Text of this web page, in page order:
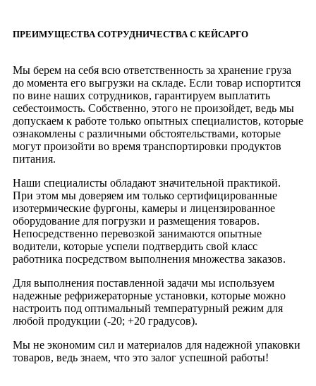
ПРЕИМУЩЕСТВА СОТРУДНИЧЕСТВА С КЕЙСАРГО
Мы берем на себя всю ответственность за хранение груза
до момента его выгрузки на складе. Если товар испортится
по вине наших сотрудников, гарантируем выплатить
себестоимость. Собственно, этого не произойдет, ведь мы
допускаем к работе только опытных специалистов, которые
ознакомлены с различными обстоятельствами, которые
могут произойти во время транспортировки продуктов
питания.
Наши специалисты обладают значительной практикой.
При этом мы доверяем им только сертифицированные
изотермические фургоны, камеры и лицензированное
оборудование для погрузки и размещения товаров.
Непосредственно перевозкой занимаются опытные
водители, которые успели подтвердить свой класс
работника посредством выполнения множества заказов.
Для выполнения поставленной задачи мы используем
надежные рефрижераторные установки, которые можно
настроить под оптимальный температурный режим для
любой продукции (-20; +20 градусов).
Мы не экономим сил и материалов для надежной упаковки
товаров, ведь знаем, что это залог успешной работы!